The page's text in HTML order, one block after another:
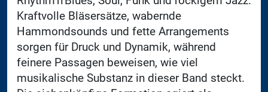
Kraftvolle Bläsersätze, wabernde
Hammondsounds und fette Arrangements
sorgen für Druck und Dynamik, während
feinere Passagen beweisen, wie viel
musikalische Substanz in dieser Band steckt.